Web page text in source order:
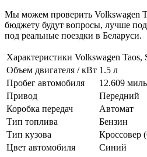
Мы можем проверить Volkswagen
бюджету будут вопросы, лучше
под реальные поездки в Беларуси.
Характеристики Volkswagen Taos,
Объем двигателя / кВт 1.5 л
Пробег автомобиля
12.609
Привод
Передний
Коробка передач
Автомат
Тип топлива
Бензин
Тип кузова
Кроссовер
Цвет автомобиля
Синий